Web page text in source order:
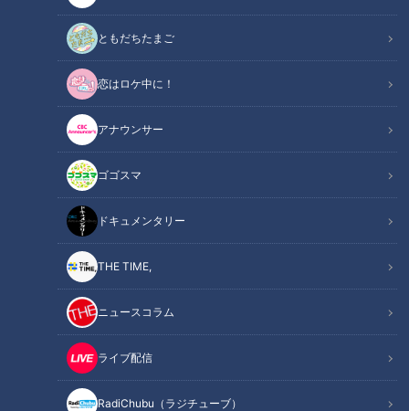
ともだちたまご
恋はロケ中に！
アナウンサー
ゴゴスマ
ドキュメンタリー
THE TIME,
ニュースコラム
ライブ配信
RadiChubu（ラジチューブ）
「道との遭遇」記事
全国の道に特化したバラエティ番組『道との遭遇』では、道マ
ニアがイチオシの道をご紹介。今回は、大阪府にある川が流れ
ていた場所の上にできた“暗渠道（あんきょみち）”を巡りまし
た。（この記事では道情報だけをまとめてご紹介します）
関連リンク
51秒～】
建物の角に埋め込まれた「しじみばし」の石碑
瓦礫の処分に使われて消失 繫栄に身を捧げた「蜆川」
兵糧の運搬にも使われた「猫間川」
オススメ関連コンテンツ